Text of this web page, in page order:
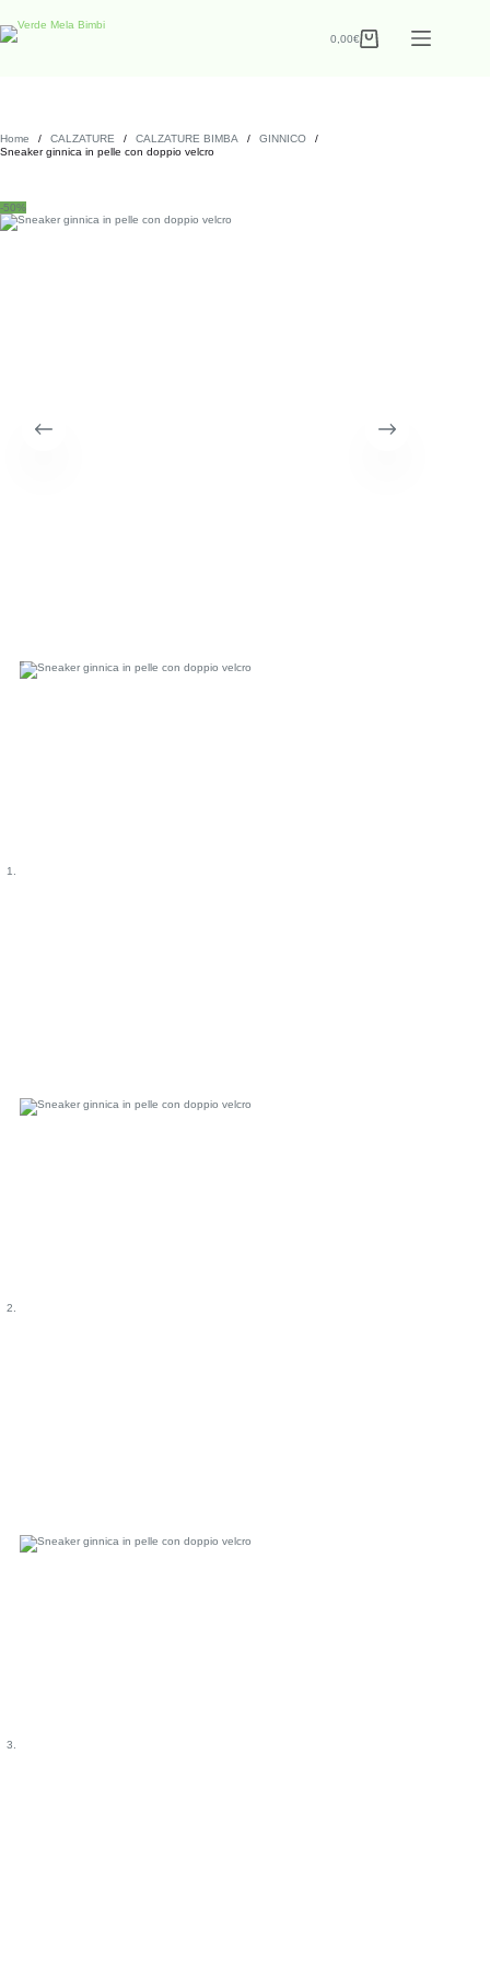
0,00€
Home / CALZATURE / CALZATURE BIMBA / GINNICO
/
Sneaker ginnica in pelle con doppio velcro
-50%